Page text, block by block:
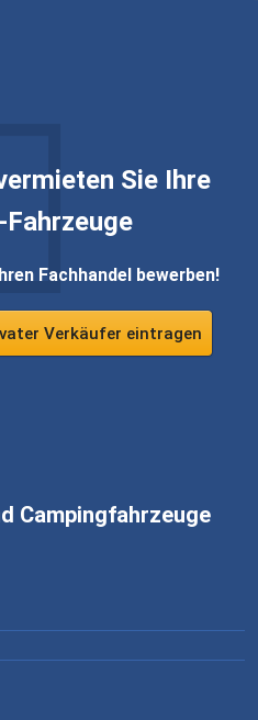
Sie Ihre
Fachhandel bewerben!
Verkäufer eintragen
Campingfahrzeuge